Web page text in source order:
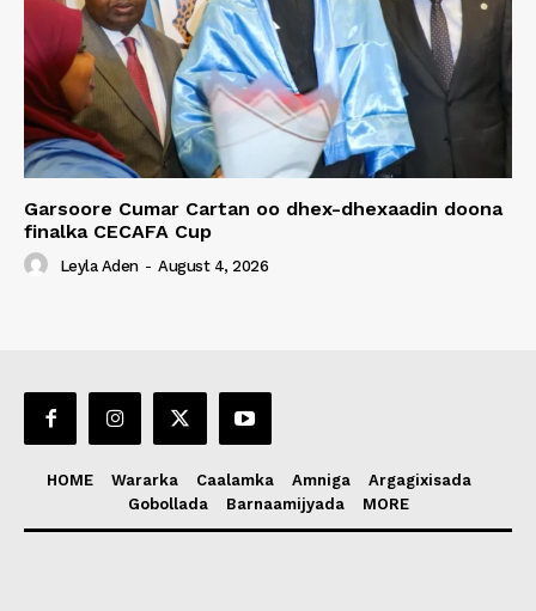
Garsoore Cumar Cartan oo dhex-dhexaadin doona
finalka CECAFA Cup
Leyla Aden - August 4, 2026
HOME Wararka Caalamka Amniga
Argagixisada
Gobollada
Barnaamijyada MORE